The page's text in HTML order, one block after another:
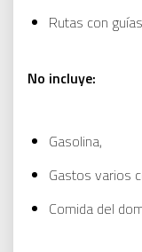
Rutas con guías
No incluye:
Gasolina,
Gastos varios
Comida del